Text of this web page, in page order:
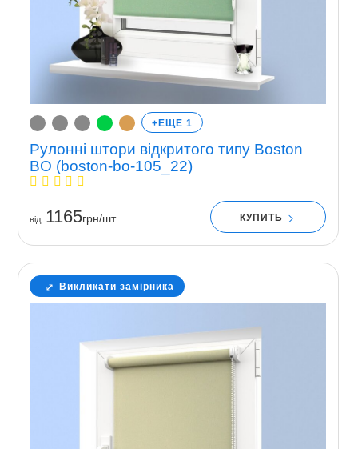
+ЕЩЕ 1
Рулонні штори відкритого типу Boston
BO (boston-bo-105_22)
вiд1165грн/шт. КУПИТЬ
Викликати замірника